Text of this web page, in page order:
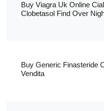
Buy Viagra Uk Online
Clobetasol Find Over
Buy Generic Finasteride
Vendita